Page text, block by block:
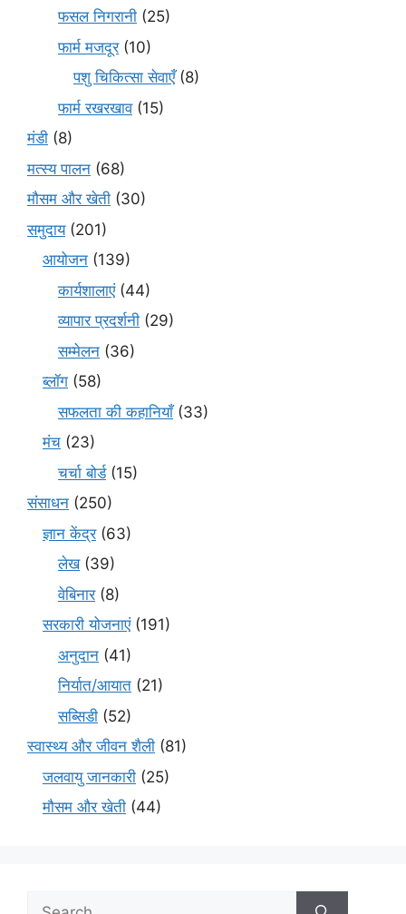
फसल निगरानी (25)
फार्म मजदूर(10)
पशु चिकित्सा सेवाएँ(8)
फार्म रखरखाव(15)
मंडी (8)
मत्स्य पालन (68)
मौसम और खेती (30)
समुदाय(201)
आयोजन (139)
कार्यशालाएं(44)
व्यापार प्रदर्शनी (29)
सम्मेलन (36)
ब्लॉग (58)
सफलता की कहानियाँ(33)
मंच (23)
चर्चा बोर्ड(15)
संसाधन (250)
ज्ञान केंद्र(63)
लेख(39)
वेबिनार(8)
सरकारी योजनाएं(191)
अनुदान (41)
निर्यात/आयात (21)
सब्सिडी (52)
स्वास्थ्य और जीवन शैली (81)
जलवायु जानकारी (25)
मौसम और खेती (44)